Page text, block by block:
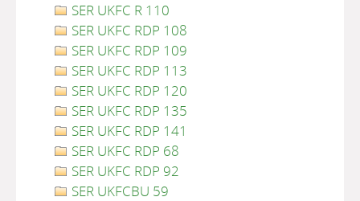
SER UKFC R 110
SER UKFC RDP 108
SER UKFC RDP 109
SER UKFC RDP 113
SER UKFC RDP 120
SER UKFC RDP 135
SER UKFC RDP 141
SER UKFC RDP 68
SER UKFC RDP 92
SER UKFCBU 59